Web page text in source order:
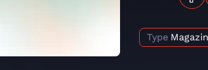
Type